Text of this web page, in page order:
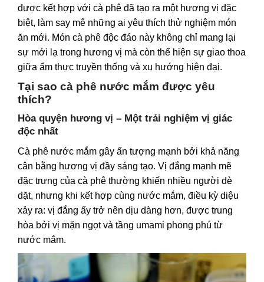
được kết hợp với cà phê đã tạo ra một hương vị đặc
biệt, làm say mê những ai yêu thích thử nghiệm món
ăn mới. Món cà phê độc đáo này không chỉ mang lại
sự mới lạ trong hương vị mà còn thể hiện sự giao thoa
giữa ẩm thực truyền thống và xu hướng hiện đại.
Tại sao cà phê nước mắm được yêu
thích?
Hòa quyện hương vị – Một trải nghiệm vị giác
độc nhất
Cà phê nước mắm gây ấn tượng mạnh bởi khả năng
cân bằng hương vị đầy sáng tạo. Vị đắng mạnh mẽ
đặc trưng của cà phê thường khiến nhiều người dè
dặt, nhưng khi kết hợp cùng nước mắm, điều kỳ diệu
xảy ra: vị đắng ấy trở nên dịu dàng hơn, được trung
hòa bởi vị mặn ngọt và tầng umami phong phú từ
nước mắm.